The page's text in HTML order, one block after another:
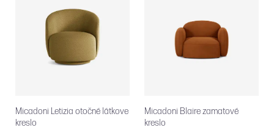
Micadoni Letizia otočné látkove
kreslo
Micadoni Blaire zamatové
kreslo